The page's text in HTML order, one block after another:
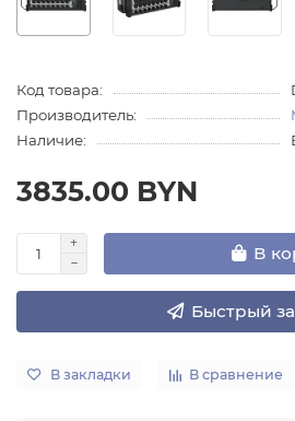
Код товара:
Производитель:
Наличие:
3835.00 BYN
В
Быстрый
В закладки В сравнение